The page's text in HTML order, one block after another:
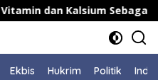
dan Kalsium Sebagai
Ekbis Hukrim Politik